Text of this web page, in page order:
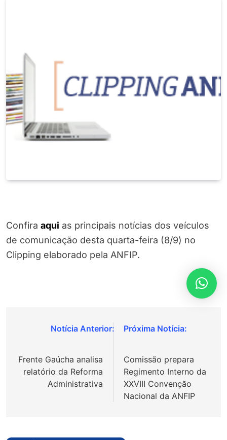
Confira aqui as principais notícias dos veículos
de comunicação desta quarta-feira (8/9) no
Clipping elaborado pela ANFIP.
Navegação
Post
Frente Gaúcha analisa
relatório da Reforma
Administrativa
Comissão prepara
Regimento Interno da
XXVIII Convenção
Nacional da ANFIP